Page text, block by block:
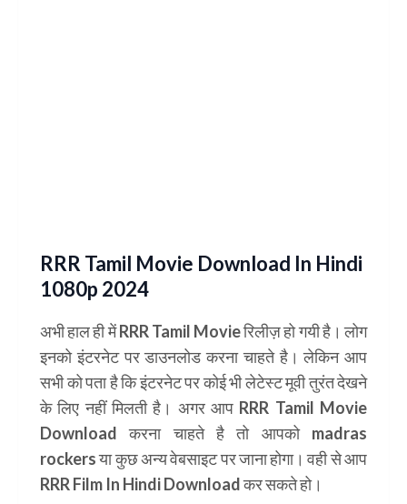
RRR Tamil Movie Download In Hindi
1080p 2024
अभी हाल ही में RRR Tamil Movie रिलीज़ हो गयी है। लोग
इनको इंटरनेट पर डाउनलोड करना चाहते है। लेकिन आप
सभी को पता है कि इंटरनेट पर कोई भी लेटेस्ट मूवी तुरंत देखने
के लिए नहीं मिलती है। अगर आप RRR Tamil Movie
Download करना चाहते है तो आपको madras
rockers या कुछ अन्य वेबसाइट पर जाना होगा। वही से आप
RRR Film In Hindi Download कर सकते हो।